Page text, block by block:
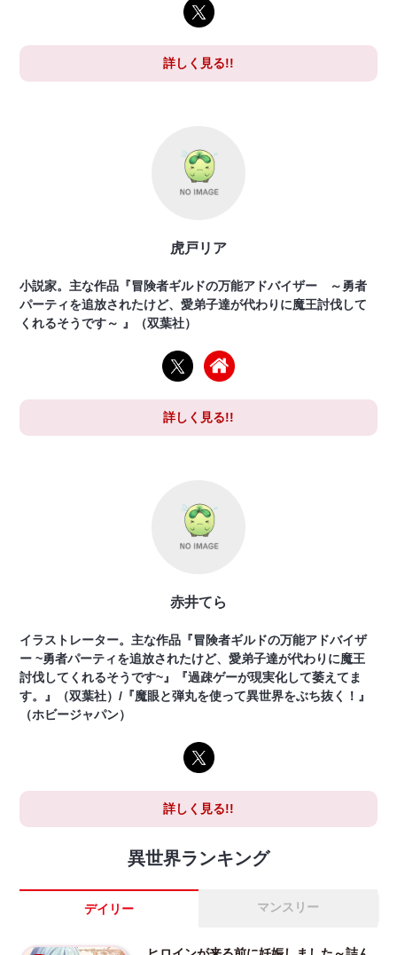
詳しく見る!!
虎戸リア
小説家。主な作品『冒険者ギルドの万能アドバイザー ～勇者
パーティを追放されたけど、愛弟子達が代わりに魔王討伐して
くれるそうです～ 』（双葉社）
詳しく見る!!
赤井てら
イラストレーター。主な作品『冒険者ギルドの万能アドバイザ
ー ~勇者パーティを追放されたけど、愛弟子達が代わりに魔王
討伐してくれるそうです~』『過疎ゲーが現実化して萎えてま
す。』（双葉社）/『魔眼と弾丸を使って異世界をぶち抜く！』
（ホビージャパン）
詳しく見る!!
異世界ランキング
デイリー マンスリー